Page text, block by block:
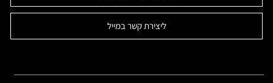
ליצירת קשר במייל